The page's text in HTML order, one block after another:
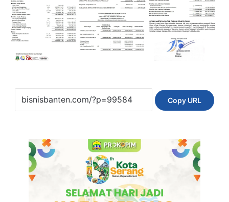
Copy URL